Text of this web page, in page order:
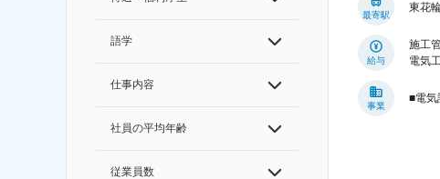
語学
仕事内容
社員の平均年齢
従業員数
最寄駅
東花
給与
施工
電気
事業
■電気